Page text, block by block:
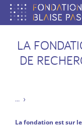
LA
DE
La fondation est sur